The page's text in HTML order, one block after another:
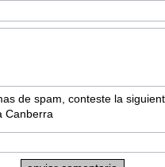
de spam, conteste la
Canberra